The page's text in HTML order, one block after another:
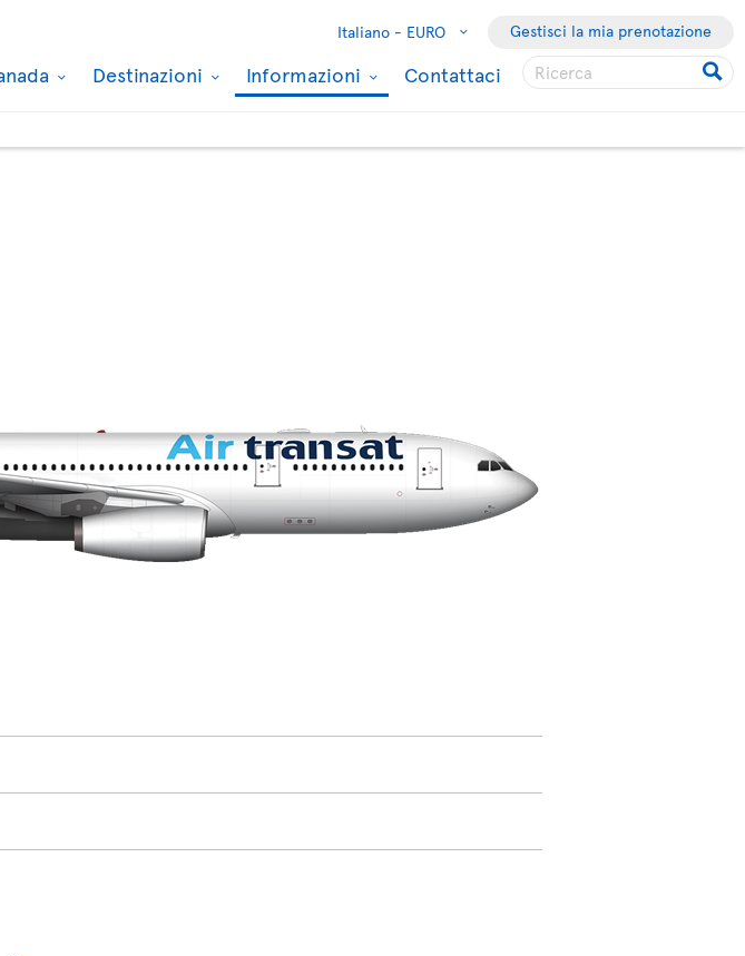
Italiano - EURO Gestisci la mia prenotazione
Destinazioni Informazioni Contattaci